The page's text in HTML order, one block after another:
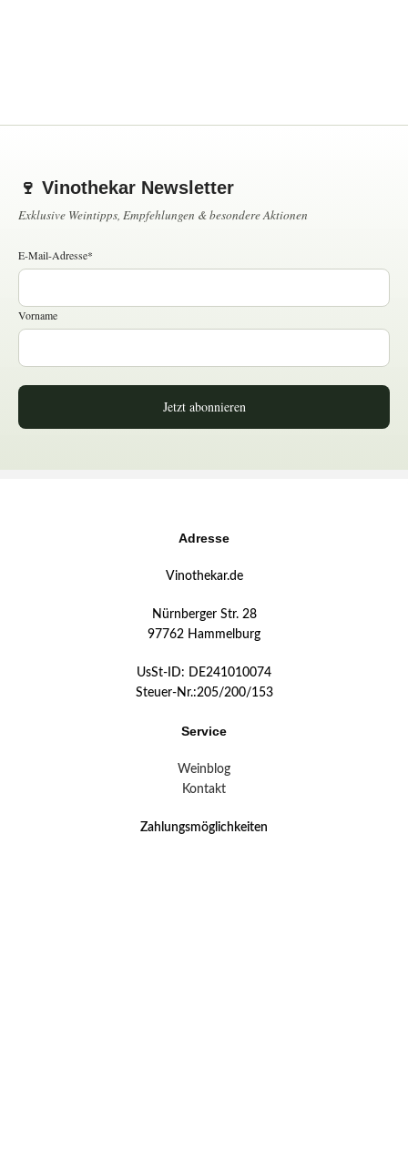
🍷 Vinothekar Newsletter
Exklusive Weintipps, Empfehlungen & besondere Aktionen
E-Mail-Adresse*
Vorname
Jetzt abonnieren
Adresse
Vinothekar.de
Nürnberger Str. 28
97762 Hammelburg
UsSt-ID: DE241010074
Steuer-Nr.:205/200/153
Service
Weinblog
Kontakt
Zahlungsmöglichkeiten